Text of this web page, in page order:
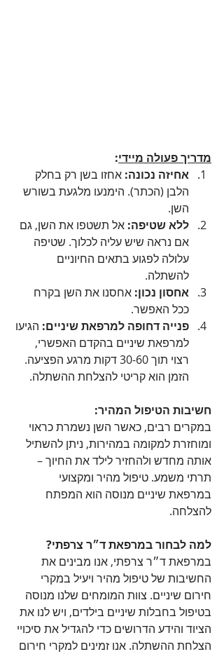
מדריך פעולה מיידי:
אחיזה נכונה: אחזו בשן רק בחלק
הלבן (הכתר). הימנעו מלגעת בשורש
השן.
ללא שטיפה: אל תשטפו את השן, גם
אם נראה שיש עליה לכלוך. שטיפה
עלולה לפגוע בתאים החיוניים
להשתלה.
אחסון נכון: אחסנו את השן בקרח
ככל האפשר.
פנייה דחופה למרפאת שיניים: הגיעו
למרפאת שיניים בהקדם האפשרי,
רצוי תוך 30-60 דקות מרגע הפציעה.
הזמן הוא קריטי להצלחת ההשתלה.
חשיבות הטיפול המהיר:
במקרים רבים, כאשר השן נשמרת כראוי
ומוחזרת למקומה במהירות, ניתן להשתיל
אותה מחדש ולהחזיר לילד את החיוך –
תרתי משמע. טיפול מהיר ומקצועי
במרפאת שיניים מנוסה הוא המפתח
להצלחה.
למה לבחור במרפאת ד״ר צרפתי?
במרפאת ד״ר צרפתי, אנו מבינים את
החשיבות של טיפול מהיר ויעיל במקרי
חירום שיניים. צוות המומחים שלנו מנוסה
בטיפול בחבלות שיניים בילדים, ויש לנו את
הציוד והידע הדרושים כדי להגדיל את סיכויי
הצלחת ההשתלה. אנו זמינים למקרי חירום